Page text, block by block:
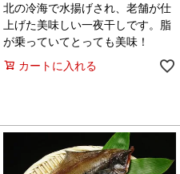
北の冷海で水揚げされ、老舗が仕
上げた美味しい一夜干しです。脂
が乗っていてとっても美味！
カートに入れる